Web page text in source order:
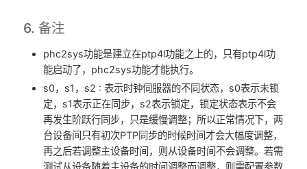
6. 备注
phc2sys功能是建立在ptp4l功能之上的，只有ptp4l功
能启动了，phc2sys功能才能执行。
s0，s1，s2 : 表示时钟伺服器的不同状态，s0表示未锁
定，s1表示正在同步，s2表示锁定，锁定状态表示不会
再发生阶跃行同步，只是缓慢调整；所以正常情况下，两
台设备间只有初次PTP同步的时候时间才会大幅度调整，
再之后若调整主设备时间，则从设备时间不会调整。若需
测试从设备随着主设备的时间调整而调整，则需配置参数